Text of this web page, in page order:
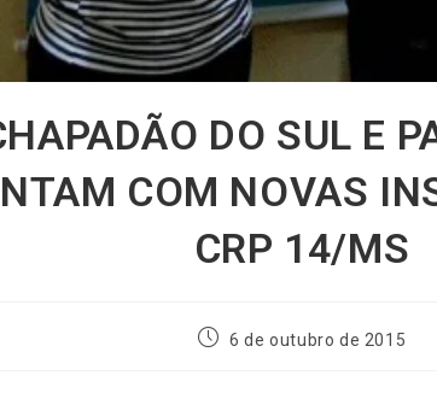
DO SUL E
COM NOVAS
CRP 14/MS
6 de outubro de 2015